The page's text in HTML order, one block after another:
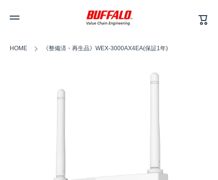
ー
ト
HOME 《整備済・再生品》WEX-3000AX4EA(保証1年)